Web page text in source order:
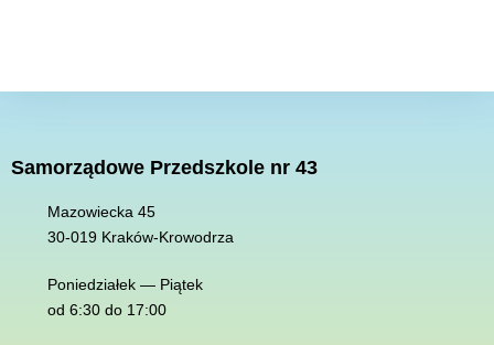
Samorządowe Przedszkole nr 43
Mazowiecka 45
30-019 Kraków-Krowodrza
Poniedziałek — Piątek
od 6:30 do 17:00